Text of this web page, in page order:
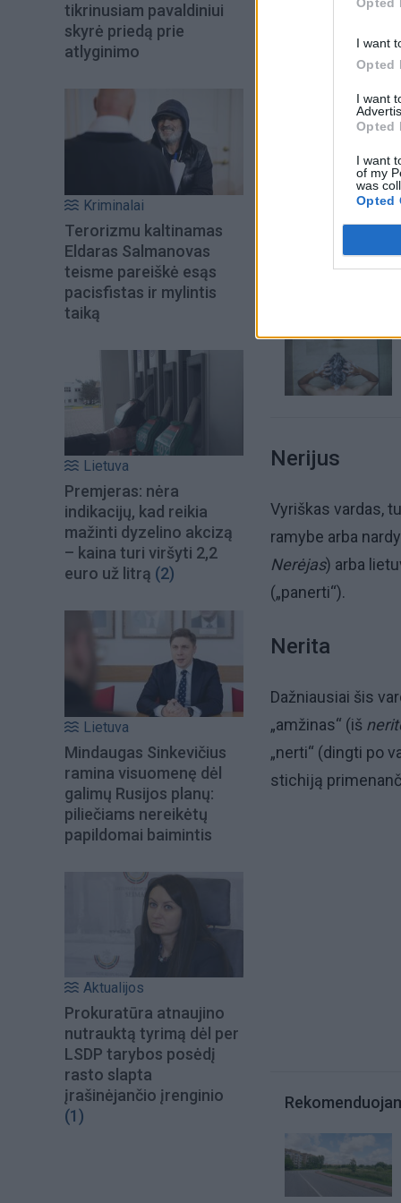
I want
Opted
I want
Opted
I want
of my
was
Opted
tikrinusiam pavaldiniui
skyrė priedą prie
atlyginimo
Kriminalai
Terorizmu kaltinamas
Eldaras Salmanovas
teisme pareiškė esąs
pacisfistas ir mylintis
taiką
Lietuva
Premjeras: nėra
indikacijų, kad reikia
mažinti dyzelino akcizą
– kaina turi viršyti 2,2
euro už litrą (2)
Lietuva
Mindaugas Sinkevičius
ramina visuomenę dėl
galimų Rusijos planų:
piliečiams nereikėtų
papildomai baimintis
Aktualijos
Prokuratūra atnaujino
nutrauktą tyrimą dėl per
LSDP tarybos posėdį
rasto slapta
įrašinėjančio įrenginio
(1)
Šiuo metu
Nerijus
Vyriškas vardas,
ramybe arba
Nerėjas) arba
(„panerti“).
Nerita
Dažniausiai šis
„amžinas“ (iš
„nerti“ (dingti po
stichiją